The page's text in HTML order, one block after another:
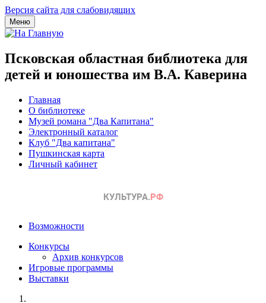
Версия сайта для слабовидящих
Меню
Псковская областная библиотека для
детей и юношества им В.А. Каверина
Главная
О библиотеке
Музей романа "Два Капитана"
Электронный каталог
Клуб "Два капитана"
Пушкинская карта
Личный кабинет
Возможности
Конкурсы
Архив конкурсов
Игровые программы
Выставки